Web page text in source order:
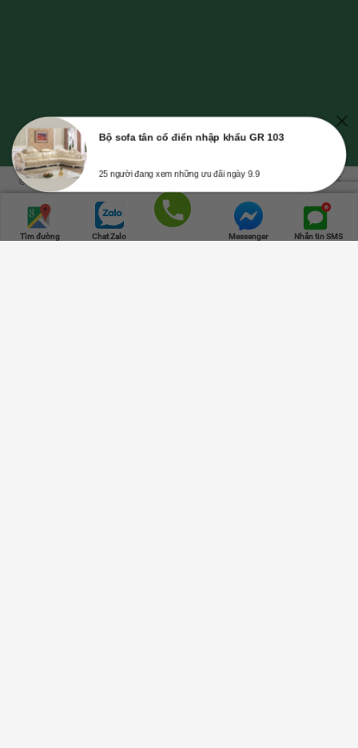
Tìm đường Chat Zalo Messenger Nhắn tin SMS
© Bản quyền thuộc về NỘI THẤT GREENFURNI | Mã số doanh nghiệp số
0315347534, cung cấp ngày 23-10-2018, nơi cấp: Sở Kế Hoạch và Đầu Tư
TPHCM.
Trang chủ Danh mục Cửa hàng Giỏ hàng Lên đầu
Bộ sofa tân cổ điển nhập khẩu GR 103
25 người đang xem những ưu đãi ngày 9.9